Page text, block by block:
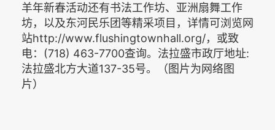
羊年新春活动还有书法工作坊、亚洲扇舞工作
坊，以及东河民乐团等精采项目，详情可浏览网
站http://www.flushingtownhall.org/，或致
电：(718) 463-7700查询。法拉盛市政厅地址:
法拉盛北方大道137-35号。（图片为网络图
片）